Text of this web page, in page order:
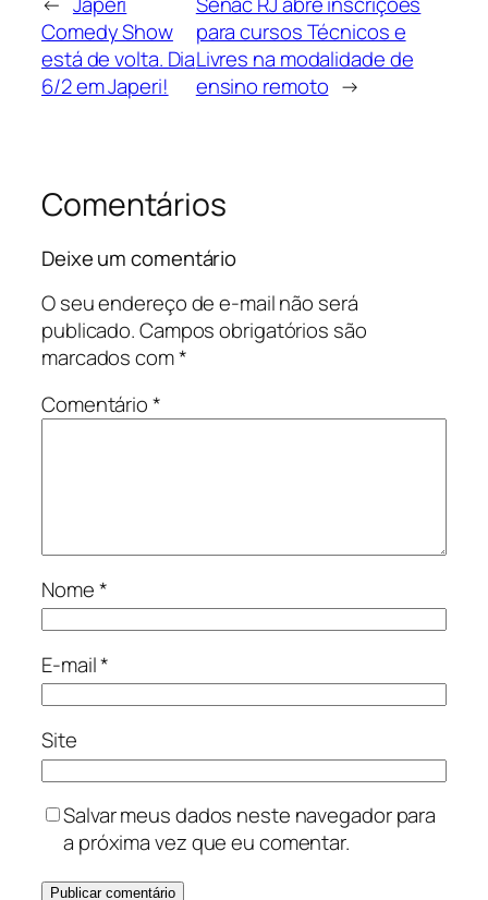
Comedy Show
está de volta. Dia
6/2 em Japeri!
para cursos Técnicos e
Livres na modalidade de
ensino remoto →
Comentários
Deixe um comentário
O seu endereço de e-mail não será
publicado.Campos obrigatórios são
marcados com*
Comentário*
Nome*
E-mail*
Site
Salvar meus dados neste navegador para
a próxima vez que eu comentar.